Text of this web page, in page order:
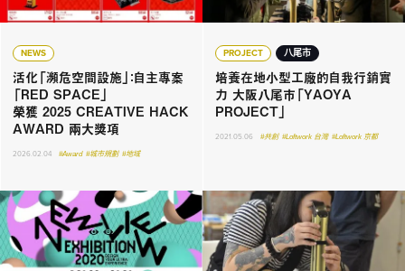
NEWS
活化「瀕危空間設施」：自主專案
「RED SPACE」
榮獲 2025 CREATIVE HACK
AWARD 兩大獎項
2026.02.04 #Award #城市規劃 #地域
PROJECT 八尾市
培養在地小型工廠的自我行銷實
力 大阪八尾市「YAOYA
PROJECT」
2021.05.06 #共創 #Loftwork 台灣 #Loftwork 京都